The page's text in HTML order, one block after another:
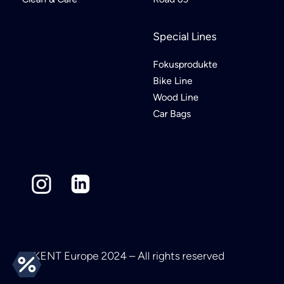
Special Lines
Fokusprodukte
Bike Line
Wood Line
Car Bags
© KENT Europe 2024 – All rights reserved